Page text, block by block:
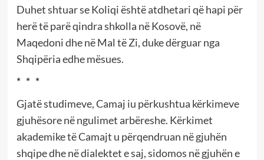
Duhet shtuar se Koliqi është atdhetari që hapi për
herë të parë qindra shkolla në Kosovë, në
Maqedoni dhe në Mal të Zi, duke dërguar nga
Shqipëria edhe mësues.
* * *
Gjatë studimeve, Camaj iu përkushtua kërkimeve
gjuhësore në ngulimet arbëreshe. Kërkimet
akademike të Camajt u përqendruan në gjuhën
shqipe dhe në dialektet e saj, sidomos në gjuhën e